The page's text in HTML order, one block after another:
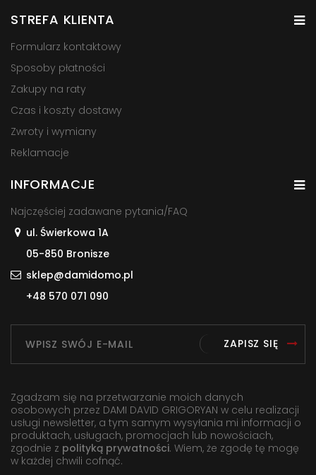
STREFA KLIENTA
Formularz kontaktowy
Sposoby płatności
Zakupy na raty
Czas i koszty dostawy
Zwroty i wymiany
Reklamacje
INFORMACJE
Najczęściej zadawane pytania/FAQ
ul. Świerkowa 1A
05-850 Bronisze
sklep@damidomo.pl
+48 570 071 090
ZAPISZ SIĘ
Zgadzam się na przetwarzanie moich danych
osobowych przez DAMI DAVID GRIGORYAN w celu realizacji
usługi newsletter, a tym samym wysyłania mi informacji o
produktach, usługach, promocjach lub nowościach,
zgodnie z polityką prywatności. Wiem, że zgodę tę mogę
w każdej chwili cofnąć.